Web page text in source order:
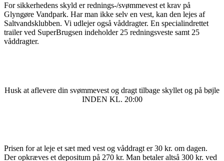
For sikkerhedens skyld er rednings-/svømmevest et krav på
Glyngøre Vandpark. Har man ikke selv en vest, kan den lejes af
Saltvandsklubben. Vi udlejer også våddragter. En special­indrettet
trailer ved SuperBrugsen indehol­der 25 redningsveste samt 25
våddragter.
Husk at aflevere din svømmevest og dragt tilbage skyllet og på bøjle
INDEN KL. 20:00
Prisen for at leje et sæt med vest og våddragt er 30 kr. om dagen.
Der opkræves et depositum på 270 kr. Man betaler altså 300 kr. ved